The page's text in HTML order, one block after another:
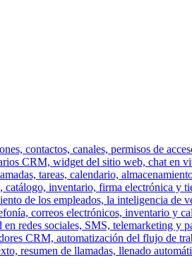
contactos, canales, permisos de
CRM, widget del sitio web, chat en
tareas, calendario,
catálogo, inventario, firma electrónica y
de los empleados, la inteligencia de
correos electrónicos, inventario y
redes sociales, SMS, telemarketing y
CRM, automatización del flujo de
resumen de llamadas, llenado